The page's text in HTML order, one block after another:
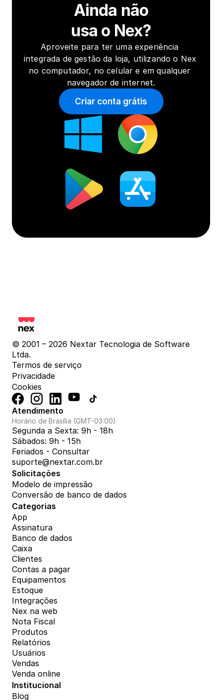
Ainda não
usa o Nex?
Aproveite para ter uma experiência
integrada de gestão da loja, utilizando o Nex
no computador, no celular e em qualquer
navegador de internet.
Criar conta grátis
© 2001 – 2026 Nextar Tecnologia de Software
Ltda.
Termos de serviço
Privacidade
Cookies
Atendimento
Horário de Brasília (GMT-03:00)
Segunda a Sexta: 9h - 18h
Sábados: 9h - 15h
Feriados - Consultar
suporte@nextar.com.br
Solicitações
Modelo de impressão
Conversão de banco de dados
Categorias
App
Assinatura
Banco de dados
Caixa
Clientes
Contas a pagar
Equipamentos
Estoque
Integrações
Nex na web
Nota Fiscal
Produtos
Relatórios
Usuários
Vendas
Venda online
Institucional
Blog